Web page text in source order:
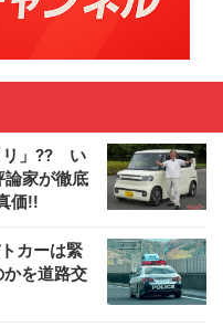
リ」?? い
家が徹底
価!!
カーは緊
を道路交